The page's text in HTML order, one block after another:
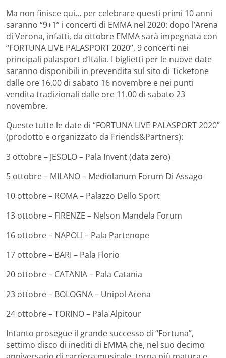
Ma non finisce qui… per celebrare questi primi 10 anni
saranno “9+1” i concerti di EMMA nel 2020: dopo l’Arena
di Verona, infatti, da ottobre EMMA sarà impegnata con
“FORTUNA LIVE PALASPORT 2020”, 9 concerti nei
principali palasport d’Italia. I biglietti per le nuove date
saranno disponibili in prevendita sul sito di Ticketone
dalle ore 16.00 di sabato 16 novembre e nei punti
vendita tradizionali dalle ore 11.00 di sabato 23
novembre.
Queste tutte le date di “FORTUNA LIVE PALASPORT 2020”
(prodotto e organizzato da Friends&Partners):
3 ottobre – JESOLO – Pala Invent (data zero)
5 ottobre – MILANO – Mediolanum Forum Di Assago
10 ottobre – ROMA – Palazzo Dello Sport
13 ottobre – FIRENZE – Nelson Mandela Forum
16 ottobre – NAPOLI – Pala Partenope
17 ottobre – BARI – Pala Florio
20 ottobre – CATANIA – Pala Catania
23 ottobre – BOLOGNA – Unipol Arena
24 ottobre – TORINO – Pala Alpitour
Intanto prosegue il grande successo di “Fortuna”,
settimo disco di inediti di EMMA che, nel suo decimo